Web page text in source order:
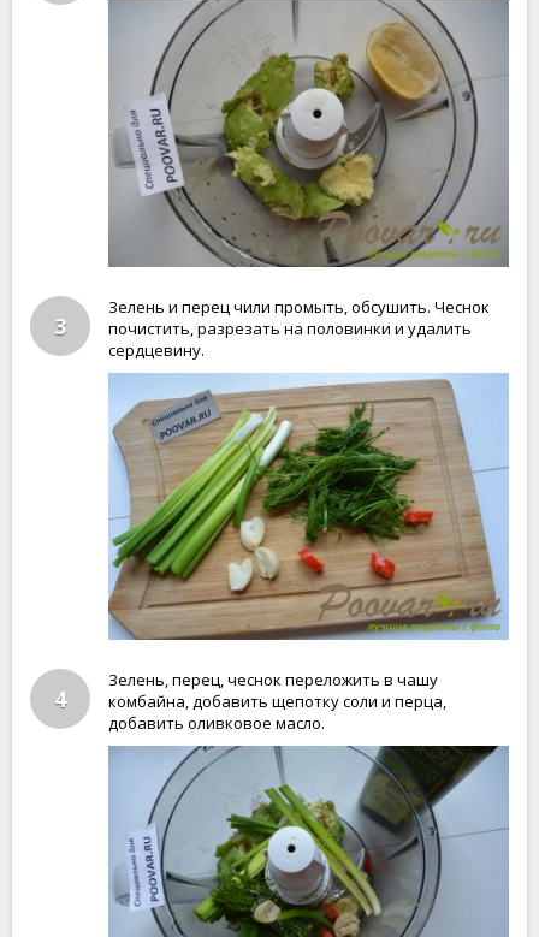
3
Зелень и перец чили промыть, обсушить. Чеснок
почистить, разрезать на половинки и удалить
сердцевину.
4
Зелень, перец, чеснок переложить в чашу
комбайна, добавить щепотку соли и перца,
добавить оливковое масло.